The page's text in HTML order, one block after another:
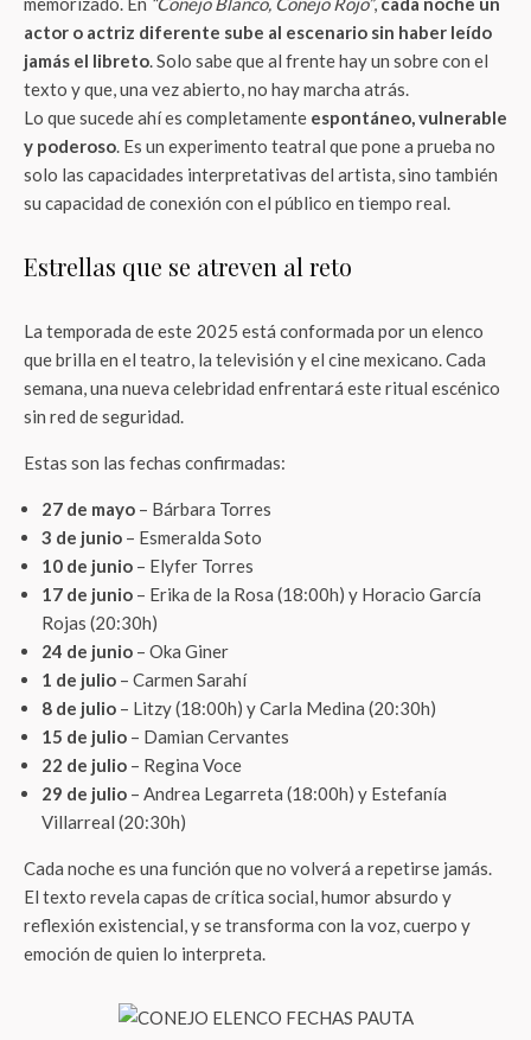
actor o actriz diferente sube al escenario sin haber leído
jamás el libreto. Solo sabe que al frente hay un sobre con el
texto y que, una vez abierto, no hay marcha atrás.
Lo que sucede ahí es completamente espontáneo, vulnerable
y poderoso. Es un experimento teatral que pone a prueba no
solo las capacidades interpretativas del artista, sino también
su capacidad de conexión con el público en tiempo real.
Estrellas que se atreven al reto
La temporada de este 2025 está conformada por un elenco
que brilla en el teatro, la televisión y el cine mexicano. Cada
semana, una nueva celebridad enfrentará este ritual escénico
sin red de seguridad.
Estas son las fechas confirmadas:
27 de mayo – Bárbara Torres
3 de junio – Esmeralda Soto
10 de junio – Elyfer Torres
17 de junio – Erika de la Rosa (18:00h) y Horacio García
Rojas (20:30h)
24 de junio – Oka Giner
1 de julio – Carmen Sarahí
8 de julio – Litzy (18:00h) y Carla Medina (20:30h)
15 de julio – Damian Cervantes
22 de julio – Regina Voce
29 de julio – Andrea Legarreta (18:00h) y Estefanía
Villarreal (20:30h)
Cada noche es una función que no volverá a repetirse jamás.
El texto revela capas de crítica social, humor absurdo y
reflexión existencial, y se transforma con la voz, cuerpo y
emoción de quien lo interpreta.